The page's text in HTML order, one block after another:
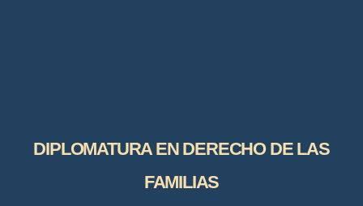
DIPLOMATURA EN DERECHO DE LAS
FAMILIAS